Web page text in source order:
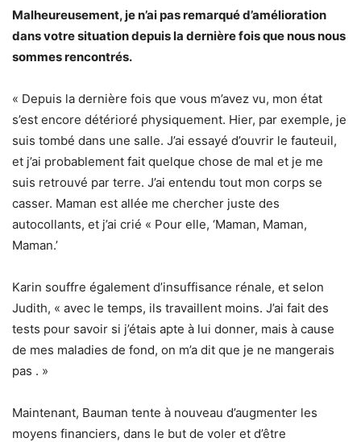
Malheureusement, je n’ai pas remarqué d’amélioration
dans votre situation depuis la dernière fois que nous nous
sommes rencontrés.
« Depuis la dernière fois que vous m’avez vu, mon état
s’est encore détérioré physiquement. Hier, par exemple, je
suis tombé dans une salle. J’ai essayé d’ouvrir le fauteuil,
et j’ai probablement fait quelque chose de mal et je me
suis retrouvé par terre. J’ai entendu tout mon corps se
casser. Maman est allée me chercher juste des
autocollants, et j’ai crié « Pour elle, ‘Maman, Maman,
Maman.’
Karin souffre également d’insuffisance rénale, et selon
Judith, « avec le temps, ils travaillent moins. J’ai fait des
tests pour savoir si j’étais apte à lui donner, mais à cause
de mes maladies de fond, on m’a dit que je ne mangerais
pas . »
Maintenant, Bauman tente à nouveau d’augmenter les
moyens financiers, dans le but de voler et d’être